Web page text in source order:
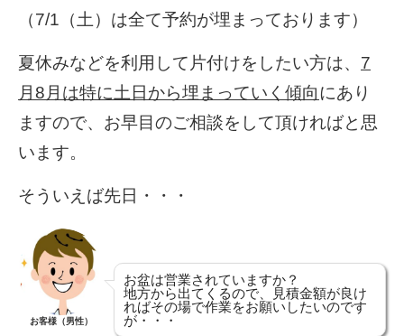
（7/1（土）は全て予約が埋まっております）
夏休みなどを利用して片付けをしたい方は、 7
月8月は特に土日から埋まっていく傾向にあり
ますので、お早目のご相談をして頂ければと思
います。
そういえば先日・・・
お客様（男性）
お盆は営業されていますか？
地方から出てくるので、見積金額が良け
ればその場で作業をお願いしたいのです
が・・・